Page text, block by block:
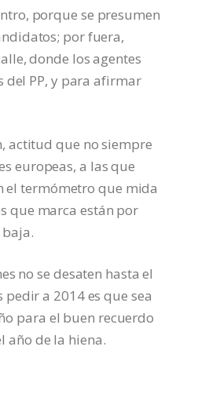
porque se presumen
por fuera,
donde los agentes
del PP, y para afirmar
actitud que no siempre
europeas, a las que
el termómetro que mida
que marca están por
no se desaten hasta el
a 2014 es que sea
para el buen recuerdo
año de la hiena.